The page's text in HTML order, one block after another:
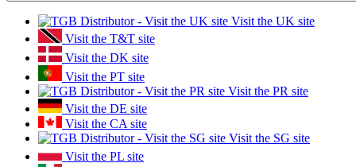
Visit the UK site
Visit the T&T site
Visit the DK site
Visit the PT site
Visit the PR site
Visit the DE site
Visit the CA site
Visit the SG site
Visit the PL site